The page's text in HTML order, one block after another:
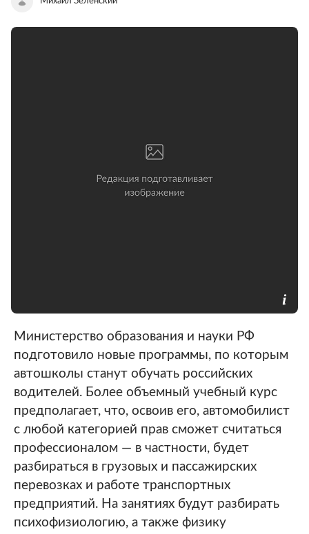
Министерство образования и науки РФ
подготовило новые программы, по которым
автошколы станут обучать российских
водителей. Более объемный учебный курс
предполагает, что, освоив его, автомобилист
с любой категорией прав сможет считаться
профессионалом — в частности, будет
разбираться в грузовых и пассажирских
перевозках и работе транспортных
предприятий. На занятиях будут разбирать
психофизиологию, а также физику